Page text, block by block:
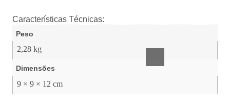
Acessórios
Características Técnicas:
Peso
2,28 kg
Dimensões
9 × 9 × 12 cm